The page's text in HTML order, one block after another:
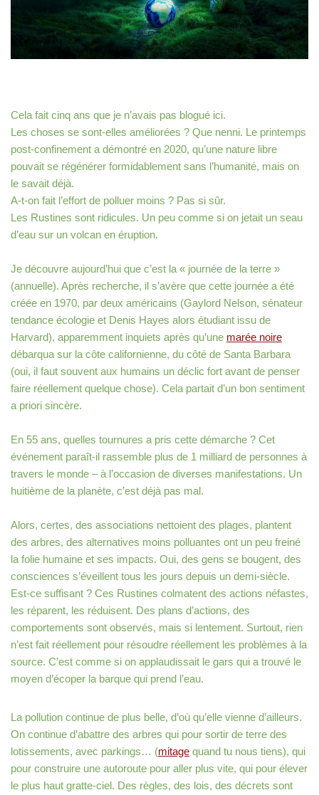
Cela fait cinq ans que je n’avais pas blogué ici.
Les choses se sont-elles améliorées ? Que nenni. Le printemps
post-confinement a démontré en 2020, qu’une nature libre
pouvait se régénérer formidablement sans l’humanité, mais on
le savait déjà.
A-t-on fait l’effort de polluer moins ? Pas si sûr.
Les Rustines sont ridicules. Un peu comme si on jetait un seau
d’eau sur un volcan en éruption.
Je découvre aujourd’hui que c’est la « journée de la terre »
(annuelle). Après recherche, il s’avère que cette journée a été
créée en 1970, par deux américains (Gaylord Nelson, sénateur
tendance écologie et Denis Hayes alors étudiant issu de
Harvard), apparemment inquiets après qu’une marée noire
débarqua sur la côte californienne, du côté de Santa Barbara
(oui, il faut souvent aux humains un déclic fort avant de penser
faire réellement quelque chose). Cela partait d’un bon sentiment
a priori sincère.
En 55 ans, quelles tournures a pris cette démarche ? Cet
événement paraît-il rassemble plus de 1 milliard de personnes à
travers le monde – à l’occasion de diverses manifestations. Un
huitième de la planète, c’est déjà pas mal.
Alors, certes, des associations nettoient des plages, plantent
des arbres, des alternatives moins polluantes ont un peu freiné
la folie humaine et ses impacts. Oui, des gens se bougent, des
consciences s’éveillent tous les jours depuis un demi-siècle.
Est-ce suffisant ? Ces Rustines colmatent des actions néfastes,
les réparent, les réduisent. Des plans d’actions, des
comportements sont observés, mais si lentement. Surtout, rien
n’est fait réellement pour résoudre réellement les problèmes à la
source. C’est comme si on applaudissait le gars qui a trouvé le
moyen d’écoper la barque qui prend l’eau.
La pollution continue de plus belle, d’où qu’elle vienne d’ailleurs.
On continue d’abattre des arbres qui pour sortir de terre des
lotissements, avec parkings… (mitage quand tu nous tiens), qui
pour construire une autoroute pour aller plus vite, qui pour élever
le plus haut gratte-ciel. Des règles, des lois, des décrets sont